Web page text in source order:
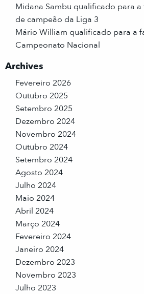
Midana Sambu qualificado para
de campeão da Liga 3
Mário William qualificado para a
Campeonato Nacional
Archives
Fevereiro 2026
Outubro 2025
Setembro 2025
Dezembro 2024
Novembro 2024
Outubro 2024
Setembro 2024
Agosto 2024
Julho 2024
Maio 2024
Abril 2024
Março 2024
Fevereiro 2024
Janeiro 2024
Dezembro 2023
Novembro 2023
Julho 2023